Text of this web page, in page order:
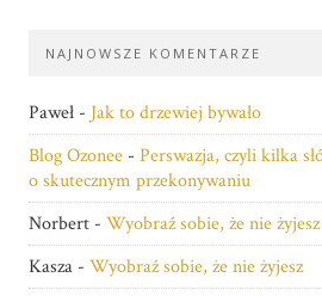
NAJNOWSZE KOMENTARZE
Paweł - Jak to drzewiej bywało
Blog Ozonee - Perswazja, czyli kilka
o skutecznym przekonywaniu
Norbert - Wyobraź sobie, że nie żyjesz
Kasza - Wyobraź sobie, że nie żyjesz